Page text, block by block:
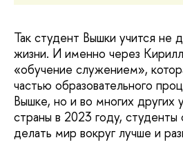
Так студент Вышки учится не
жизни. И именно через
«обучение служением»,
частью образовательного
Вышке, но и во многих других
страны в 2023 году, студенты
делать мир вокруг лучше и